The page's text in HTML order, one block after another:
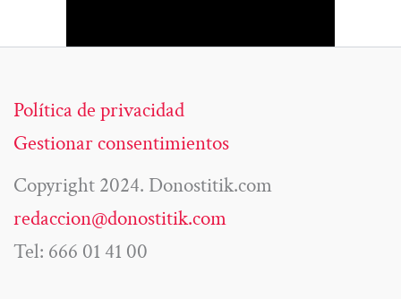
Política de privacidad
Gestionar consentimientos
Copyright 2024. Donostitik.com
redaccion@donostitik.com
Tel: 666 01 41 00